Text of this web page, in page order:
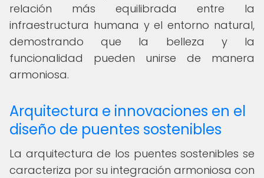
relación más equilibrada entre la
infraestructura humana y el entorno natural,
demostrando que la belleza y la
funcionalidad pueden unirse de manera
armoniosa.
Arquitectura e innovaciones en el
diseño de puentes sostenibles
La arquitectura de los puentes sostenibles se
caracteriza por su integración armoniosa con